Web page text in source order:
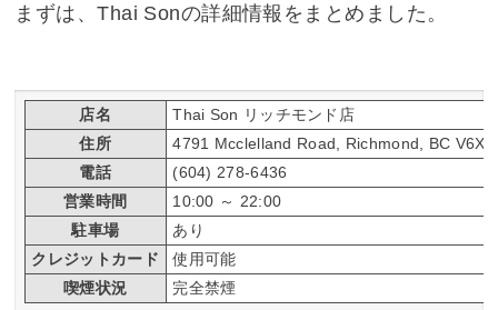
まずは、Thai Sonの詳細情報をまとめました。
店名
Thai Son リッチモンド店
住所
4791 Mcclelland Road, Richmond, BC V6X
電話
(604) 278-6436
営業時間
10:00 ～ 22:00
駐車場
あり
クレジットカード
使用可能
喫煙状況
完全禁煙